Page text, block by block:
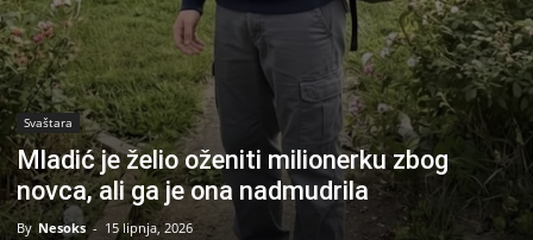
Svaštara
Mladić je želio oženiti milionerku zbog
novca, ali ga je ona nadmudrila
By Nesoks - 15 lipnja, 2026